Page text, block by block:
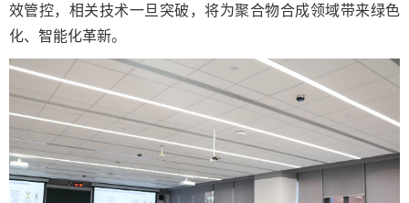
效管控，相关技术一旦突破，将为聚合物合成领域带来绿色
化、智能化革新。